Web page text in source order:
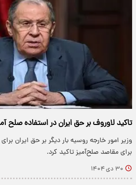
تاکید لاوروف بر حق ایران در استفاده صلح
وزیر امور خارجه روسیه بار دیگر بر حق ایران
برای مقاصد صلح‌آمیز تاکید کرد.
۳۰ دی ۱۴۰۴